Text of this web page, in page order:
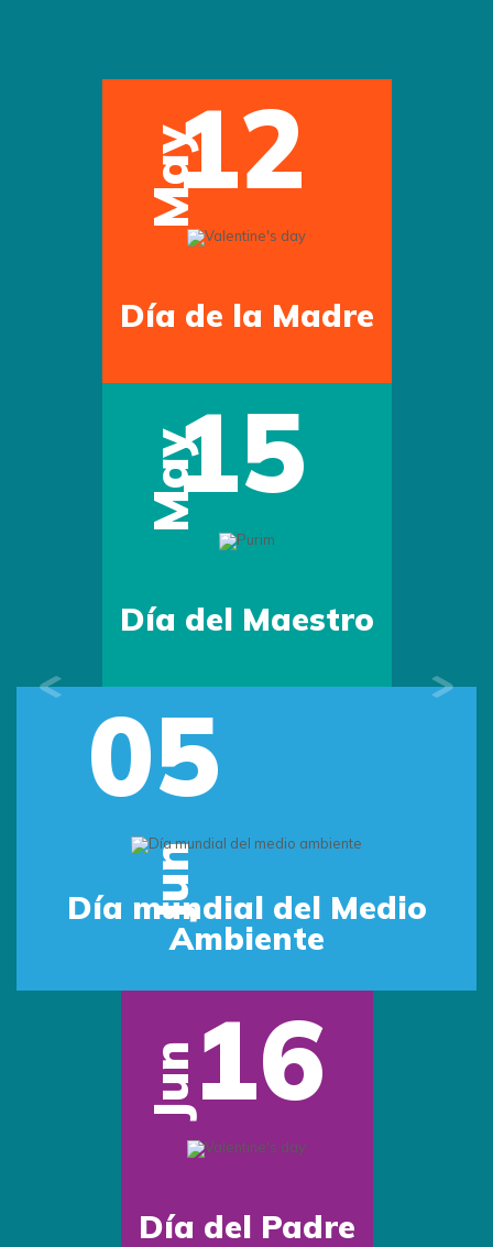
May
12
Día de la Madre
May
15
Día del Maestro
Jun
05
Día mundial del Medio
Ambiente
Jun16
Día del Padre
Previous Next